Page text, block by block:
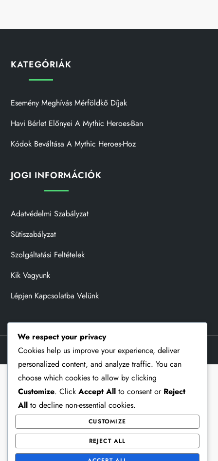
KATEGÓRIÁK
Esemény Meghívás Mérföldkő Díjak
Havi Bérlet Előnyei A Mythic Heroes-Ban
Kódok Beváltása A Mythic Heroes-Hoz
JOGI INFORMÁCIÓK
Adatvédelmi Szabályzat
Sütiszabályzat
Szolgáltatási Feltételek
Kik Vagyunk
Lépjen Kapcsolatba Velünk
Theme Memorial Blog byKantipur Themes
We respect your privacy
Cookies help us improve your experience, deliver
personalized content, and analyze traffic. You can
choose which cookies to allow by clicking
Customize. Click Accept All to consent or Reject
All to decline non-essential cookies.
CUSTOMIZE
REJECT ALL